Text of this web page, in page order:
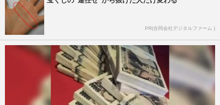
PR(合同会社デジタルファーム )